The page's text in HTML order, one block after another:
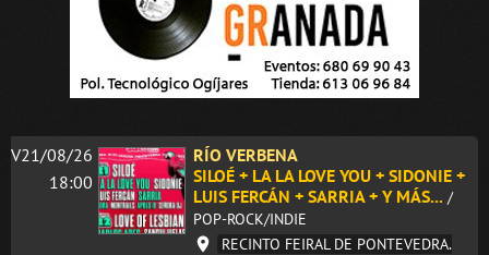
V21/08/26
18:00
RÍO VERBENA
SILOÉ + LA LA LOVE YOU + SIDONIE +
LUIS FERCÁN + SARRIA + Y MÁS... /
POP-ROCK/INDIE
RECINTO FEIRAL DE PONTEVEDRA.